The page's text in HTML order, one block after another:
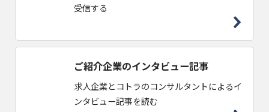
受信する
ご紹介企業のインタビュー記事
求人企業とコトラのコンサルタントによるイ
ンタビュー記事を読む